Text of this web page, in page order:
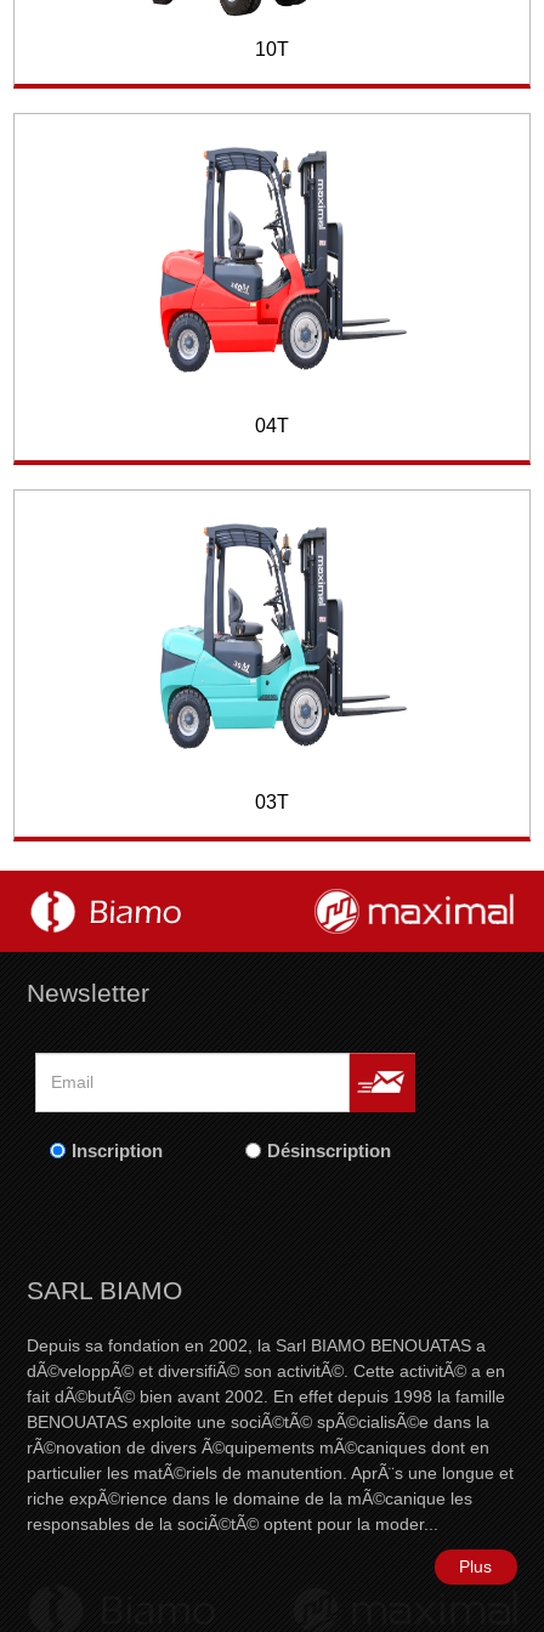
10T
04T
03T
Newsletter
Inscription Désinscription
SARL BIAMO
Depuis sa fondation en 2002, la Sarl BIAMO BENOUATAS a
dÃ©veloppÃ© et diversifiÃ© son activitÃ©. Cette activitÃ© a en
fait dÃ©butÃ© bien avant 2002. En effet depuis 1998 la famille
BENOUATAS exploite une sociÃ©tÃ© spÃ©cialisÃ©e dans la
rÃ©novation de divers Ã©quipements mÃ©caniques dont en
particulier les matÃ©riels de manutention. AprÃ¨s une longue et
riche expÃ©rience dans le domaine de la mÃ©canique les
responsables de la sociÃ©tÃ© optent pour la moder...
Plus